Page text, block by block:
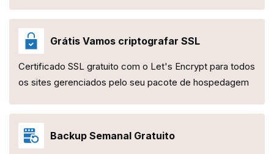
Grátis Vamos criptografar SSL
Certificado SSL gratuito com o Let's Encrypt para todos
os sites gerenciados pelo seu pacote de hospedagem
Backup Semanal Gratuito